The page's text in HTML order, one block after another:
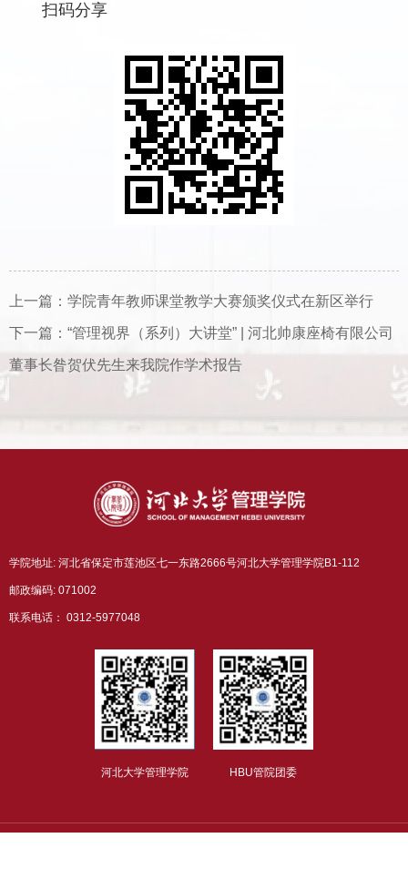
扫码分享
上一篇： 学院青年教师课堂教学大赛颁奖仪式在新区举行
下一篇： “管理视界（系列）大讲堂” | 河北帅康座椅有限公司
董事长昝贺伏先生来我院作学术报告
学院地址: 河北省保定市莲池区七一东路2666号河北大学管理学院B1-112
邮政编码: 071002
联系电话： 0312-5977048
河北大学管理学院 HBU管院团委